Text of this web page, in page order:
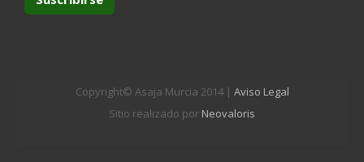
Copyright© Asaja Murcia 2014 | Aviso Legal
Sitio realizado por Neovaloris